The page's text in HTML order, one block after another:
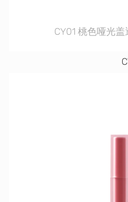
CY01 桃色哑光